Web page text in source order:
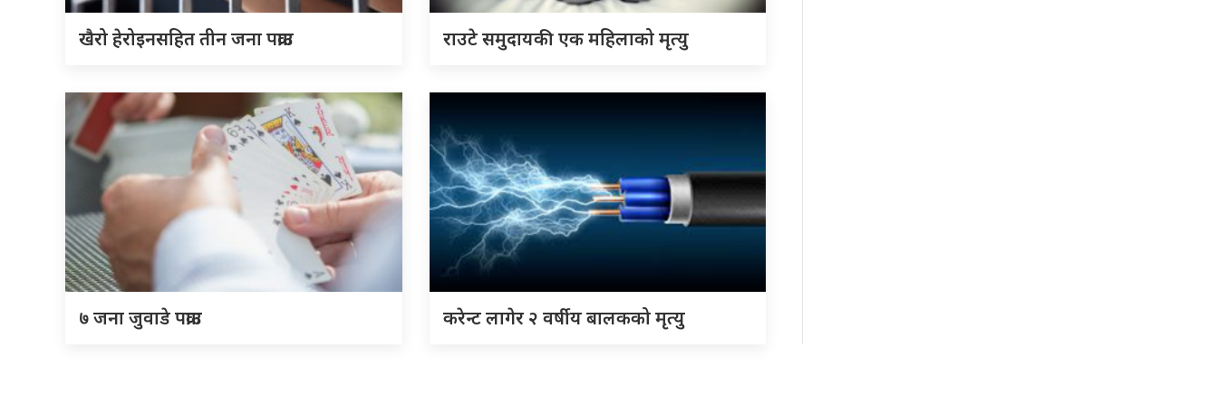
खैरो हेरोइनसहित तीन जना पक्राउ राउटे समुदायकी एक महिलाको मृत्यु
७ जना जुवाडे पक्राउ करेन्ट लागेर २ वर्षीय बालकको मृत्यु